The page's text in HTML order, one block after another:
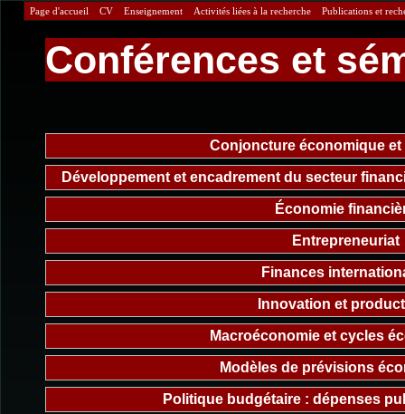
Conférences et
Conjoncture économique
Développement et encadrement du secteur
Économie
Entrepreneuriat
Finances
Innovation et
Macroéconomie et cycles
Modèles de prévisions
Politique budgétaire : dépenses
Page d'accueil CV Enseignement Activités liées à la recherche Publications et